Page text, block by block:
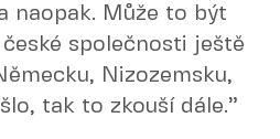
naopak. Může to být
společnosti ještě
Nizozemsku,
tak to zkouší dále.”